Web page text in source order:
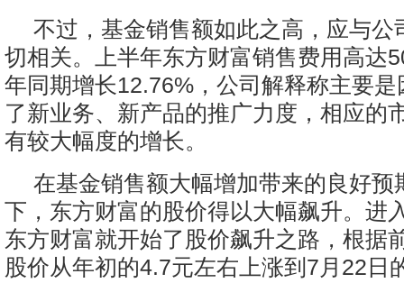
不过，基金销售额如此之高，应与公
切相关。上半年东方财富销售费用高达
年同期增长12.76%，公司解释称主要
了新业务、新产品的推广力度，相应的
有较大幅度的增长。
在基金销售额大幅增加带来的良好预
下，东方财富的股价得以大幅飙升。进
东方财富就开始了股价飙升之路，根据
股价从年初的4.7元左右上涨到7月22日